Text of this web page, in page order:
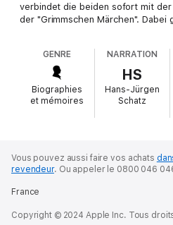
verbindet die beiden sofort mit der
der "Grimmschen Märchen". Dabei
Literaturwissenschaft sowie der
ihr "Deutsches Wörterbuch" ist
Meilenstein. Die Grimms waren
Elfenbeinturm, sondern auch
sich in dem riesigen, der
Berlin vermachten Nachlass. Dr.
erschlossen. In seiner
vielfältigen Facetten des Lebens
einmaligen Persönlichkeiten vor,
GENRE
Biographies
et mémoires
NARRATION
HS
Hans-Jürgen
Schatz
Vous pouvez aussi faire vos achats
revendeur. Ou appeler le 0800 046
France
Copyright © 2024 Apple Inc. Tous